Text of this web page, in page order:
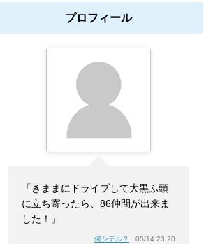
プロフィール
「きままにドライブして大黒ふ頭
に立ち寄ったら、86仲間が出来ま
した！」
何シテル？ 05/14 23:20